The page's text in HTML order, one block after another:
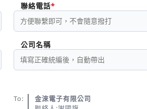
聯絡電話
公司名稱
To:
金淶電子有限公司